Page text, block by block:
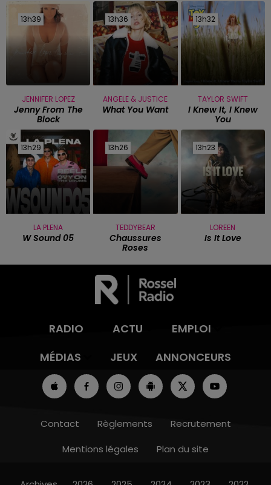
13h39
13h39
JENNIFER LOPEZ
Jenny From The
Block
13h36
13h36
ANGELE & JUSTICE
What You Want
13h32
13h32
TAYLOR SWIFT
I Knew It, I Knew
You
13h29
13h29
LA PLENA
W Sound 05
13h26
13h26
TEDDYBEAR
Chaussures
Roses
13h23
13h23
LOREEN
Is It Love
RADIO ACTU
EMPLOI
MÉDIAS
JEUX ANNONCEURS
Contact Règlements
Recrutement
Mentions légales
Plan du site